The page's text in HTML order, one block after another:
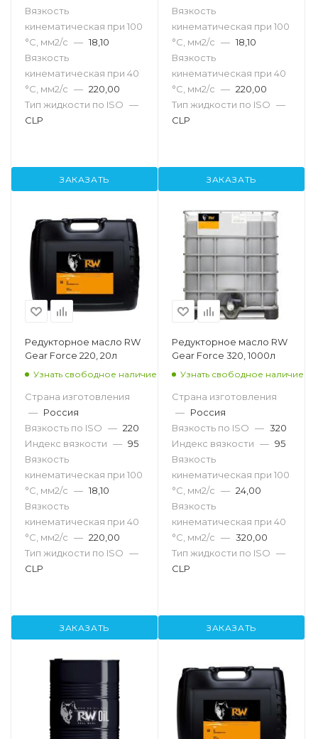
Вязкость
кинематическая при 100
°С, мм2/с — 18,10
Вязкость
кинематическая при 40
°С, мм2/с — 220,00
Тип жидкости по ISO —
CLP
ЗАКАЗАТЬ
Вязкость
кинематическая при 100
°С, мм2/с — 18,10
Вязкость
кинематическая при 40
°С, мм2/с — 220,00
Тип жидкости по ISO —
CLP
ЗАКАЗАТЬ
Редукторное масло RW
Gear Force 220, 20л
Узнать свободное наличие
Страна изготовления
— Россия
Вязкость по ISO — 220
Индекс вязкости — 95
Вязкость
кинематическая при 100
°С, мм2/с — 18,10
Вязкость
кинематическая при 40
°С, мм2/с — 220,00
Тип жидкости по ISO —
CLP
ЗАКАЗАТЬ
Редукторное масло RW
Gear Force 320, 1000л
Узнать свободное наличие
Страна изготовления
— Россия
Вязкость по ISO — 320
Индекс вязкости — 95
Вязкость
кинематическая при 100
°С, мм2/с — 24,00
Вязкость
кинематическая при 40
°С, мм2/с — 320,00
Тип жидкости по ISO —
CLP
ЗАКАЗАТЬ